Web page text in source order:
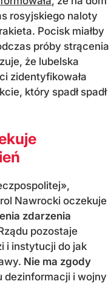
rosyjskiego naloty
Pocisk miałby
próby strącenia
że lubelska
zidentyfikowała
który spadł spadł
Nawrocki oczekuje
zdarzenia
pozostaje
i instytucji do jak
Nie ma zgody
dezinformacji i wojny